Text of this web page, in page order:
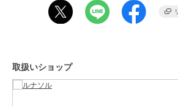
-
取扱いショップ